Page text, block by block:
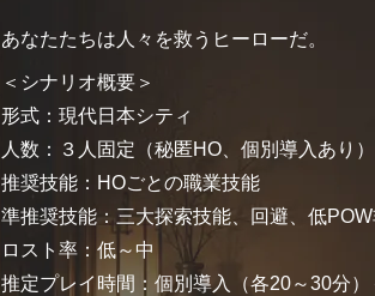
あなたたちは人々を救うヒーローだ。
＜シナリオ概要＞
形式：現代日本シティ
人数：３人固定（秘匿HO、個別導入あり）
推奨技能：HOごとの職業技能
準推奨技能：三大探索技能、回避、低
ロスト率：低～中
推定プレイ時間：個別導入（各20～30分